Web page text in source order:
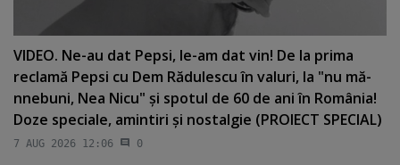
VIDEO. Ne-au dat Pepsi, le-am dat vin! De la prima
reclamă Pepsi cu Dem Rădulescu în valuri, la "nu mă-
nnebuni, Nea Nicu" şi spotul de 60 de ani în România!
Doze speciale, amintiri şi nostalgie (PROIECT SPECIAL)
7 AUG 2026 12:06 0